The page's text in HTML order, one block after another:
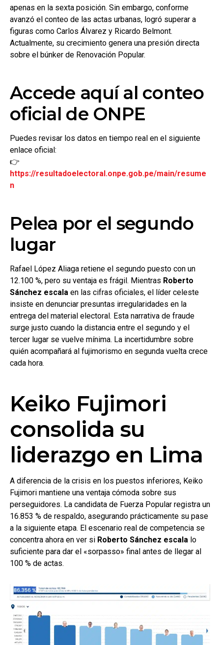
apenas en la sexta posición. Sin embargo, conforme
avanzó el conteo de las actas urbanas, logró superar a
figuras como Carlos Álvarez y Ricardo Belmont.
Actualmente, su crecimiento genera una presión directa
sobre el búnker de Renovación Popular.
Accede aquí al conteo
oficial de ONPE
Puedes revisar los datos en tiempo real en el siguiente
enlace oficial:
👉
https://resultadoelectoral.onpe.gob.pe/main/resume
n
Pelea por el segundo
lugar
Rafael López Aliaga retiene el segundo puesto con un
12.100 %, pero su ventaja es frágil. Mientras Roberto
Sánchez escala en las cifras oficiales, el líder celeste
insiste en denunciar presuntas irregularidades en la
entrega del material electoral. Esta narrativa de fraude
surge justo cuando la distancia entre el segundo y el
tercer lugar se vuelve mínima. La incertidumbre sobre
quién acompañará al fujimorismo en segunda vuelta crece
cada hora.
Keiko Fujimori
consolida su
liderazgo en Lima
A diferencia de la crisis en los puestos inferiores, Keiko
Fujimori mantiene una ventaja cómoda sobre sus
perseguidores. La candidata de Fuerza Popular registra un
16.853 % de respaldo, asegurando prácticamente su pase
a la siguiente etapa. El escenario real de competencia se
concentra ahora en ver si Roberto Sánchez escala lo
suficiente para dar el «sorpasso» final antes de llegar al
100 % de actas.